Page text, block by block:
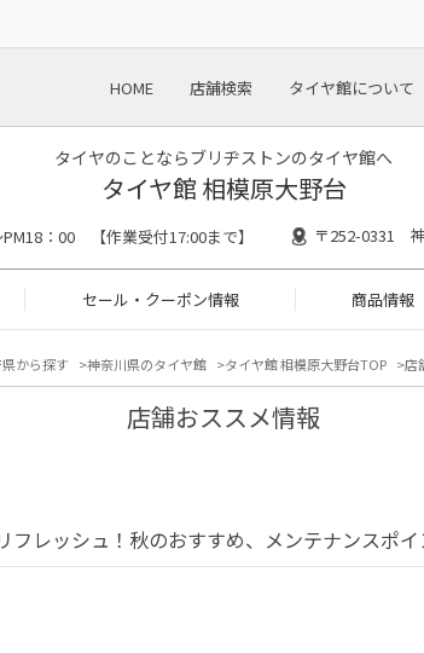
HOME 店舗検索 タイヤ館について
タイヤのことならブリヂストンのタイヤ館へ
タイヤ館 相模原大野台
PM18：00 【作業受付17:00まで】 〒252-0331
セール・クーポン情報 商品情報
から探す 神奈川県のタイヤ館 タイヤ館 相模原大野台TOP 店
店舗おススメ情報
フレッシュ！秋のおすすめ、メンテナンスポイ